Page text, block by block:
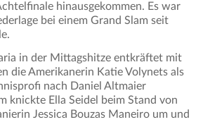
hinausgekommen. Es war
bei einem Grand Slam seit
in der Mittagshitze entkräftet mit
die Amerikanerin Katie Volynets als
nach Daniel Altmaier
knickte Ella Seidel beim Stand von
Jessica Bouzas Maneiro um und